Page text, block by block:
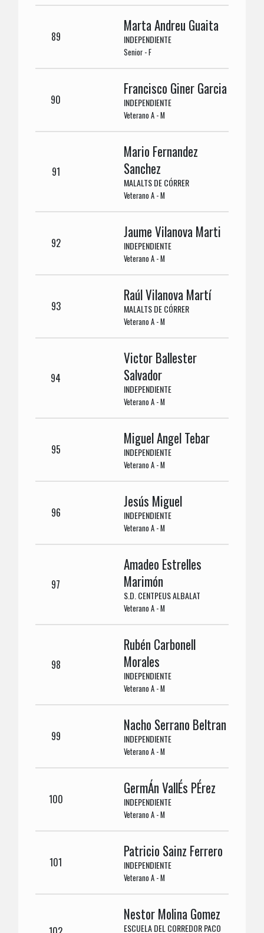
89
Marta Andreu Guaita
INDEPENDIENTE
Senior - F
90
Francisco Giner Garcia
INDEPENDIENTE
Veterano A - M
91
Mario Fernandez
Sanchez
MALALTS DE CÓRRER
Veterano A - M
92
Jaume Vilanova Marti
INDEPENDIENTE
Veterano A - M
93
Raúl Vilanova Martí
MALALTS DE CÓRRER
Veterano A - M
94
Victor Ballester
Salvador
INDEPENDIENTE
Veterano A - M
95
Miguel Angel Tebar
INDEPENDIENTE
Veterano A - M
96
Jesús Miguel
INDEPENDIENTE
Veterano A - M
97
Amadeo Estrelles
Marimón
S.D. CENTPEUS ALBALAT
Veterano A - M
98
Rubén Carbonell
Morales
INDEPENDIENTE
Veterano A - M
99
Nacho Serrano Beltran
INDEPENDIENTE
Veterano A - M
100
GermÁn VallÉs PÉrez
INDEPENDIENTE
Veterano A - M
101
Patricio Sainz Ferrero
INDEPENDIENTE
Veterano A - M
Nestor Molina Gomez
ESCUELA DEL CORREDOR PACO